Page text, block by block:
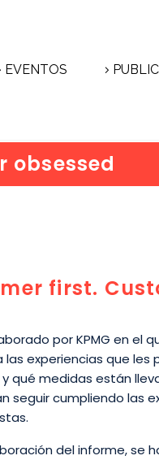
EVENTOS
obsessed
first.
por KPMG en el
experiencias que les
qué medidas están
seguir cumpliendo las
del informe, se